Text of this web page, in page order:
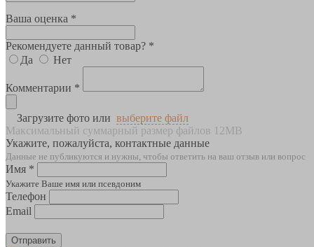
Ваша оценка *
Рекомендуете данный товар? *
Да
Нет
Комментарии *
Загрузите фото или выберите файл
Максимальный суммарный размер файлов 12MB
Укажите, пожалуйста, контактные данные
Данные не публикуются и нужны, чтобы ответить на ваш отзыв или вопрос
Имя *
Укажите Ваше имя или псевдоним
Телефон
Email
Отправить